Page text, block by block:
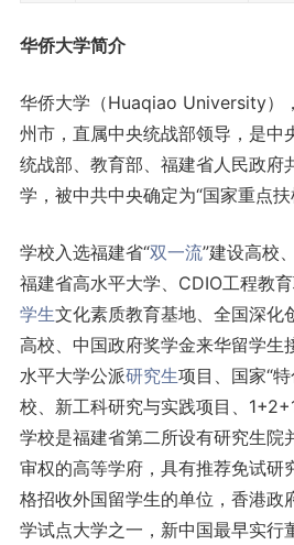
华侨大学简介
华侨大学（Huaqiao University）
州市，直属中央统战部领导，是中
统战部、教育部、福建省人民政府
学，被中共中央确定为“国家重点扶
学校入选福建省“双一流”建设高校
福建省高水平大学、CDIO工程教
学生文化素质教育基地、全国深化
高校、中国政府奖学金来华留学生
水平大学公派研究生项目、国家“
校、新工科研究与实践项目、
学校是福建省第二所设有研究生院
审权的高等学府，具有推荐免试研
格招收外国留学生的单位，香港政
学试点大学之一，新中国最早实行